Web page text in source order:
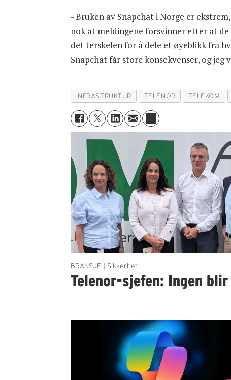
- Bruken av Snapchat i Norge er
nok at meldingene forsvinner etter at
det terskelen for å dele et øyeblikk fra
Snapchat får store konsekvenser, og
INFRASTRUKTUR TELENOR TELEKOM
BRANSJE | Sikkerhet
Telenor-sjefen: Ingen